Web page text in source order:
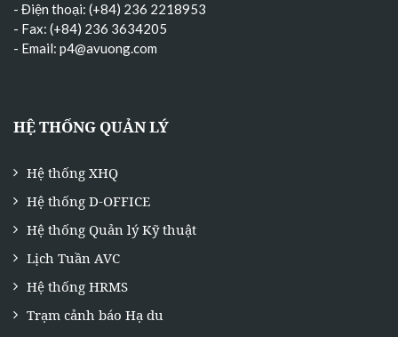
- Điện thoại: (+84) 236 2218953
- Fax: (+84) 236 3634205
- Email: p4@avuong.com
HỆ THỐNG QUẢN LÝ
Hệ thống XHQ
Hệ thống D-OFFICE
Hệ thống Quản lý Kỹ thuật
Lịch Tuần AVC
Hệ thống HRMS
Trạm cảnh báo Hạ du